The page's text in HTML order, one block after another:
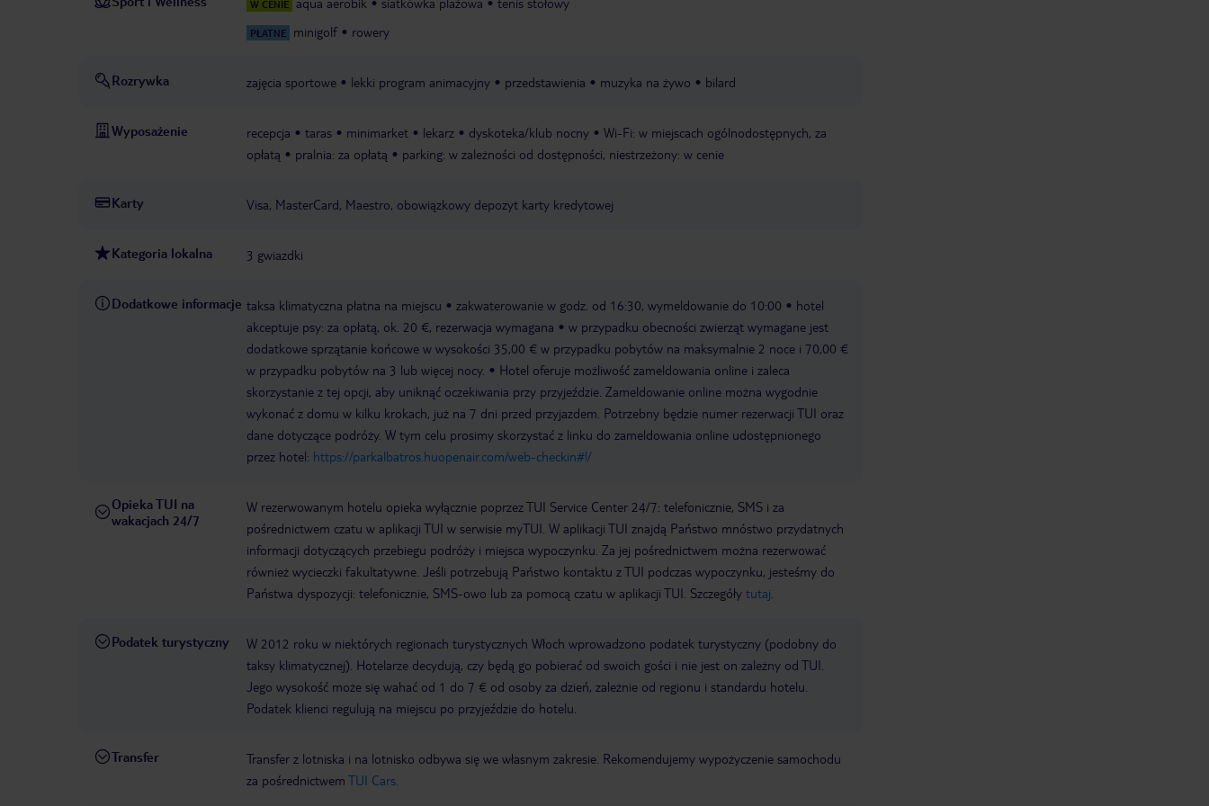
W CENIE
PŁATNE minigolf rowery
Rozrywka zajęcia sportowe lekki program animacyjny przedstawienia muzyka na żywo bilard
Wyposażenie recepcja taras minimarket lekarz dyskoteka/klub nocny
Wi-Fi: w miejscach ogólnodostępnych, za
opłatą
pralnia: za opłatą parking: w zależności od dostępności, niestrzeżony: w cenie
Karty Visa, MasterCard, Maestro, obowiązkowy depozyt karty kredytowej
Kategoria lokalna 3 gwiazdki
Dodatkowe informacje taksa klimatyczna płatna na miejscu zakwaterowanie w godz. od 16:30, wymeldowanie do 10:00
hotel
akceptuje psy: za opłatą, ok. 20 €, rezerwacja wymagana
w przypadku obecności zwierząt wymagane jest
dodatkowe sprzątanie końcowe w wysokości 35,00 € w przypadku pobytów na maksymalnie 2 noce i 70,00 €
w przypadku pobytów na 3 lub więcej nocy.
Hotel oferuje możliwość zameldowania online i zaleca
skorzystanie z tej opcji, aby uniknąć oczekiwania przy przyjeździe. Zameldowanie online można wygodnie
wykonać z domu w kilku krokach, już na 7 dni przed przyjazdem. Potrzebny będzie numer rezerwacji TUI oraz
dane dotyczące podróży. W tym celu prosimy skorzystać z linku do zameldowania online udostępnionego
przez hotel: https://parkalbatros.huopenair.com/web-checkin#!/
Opieka TUI na
wakacjach 24/7
W rezerwowanym hotelu opieka wyłącznie poprzez TUI Service Center 24/7: telefonicznie, SMS i za
pośrednictwem czatu w aplikacji TUI w serwisie myTUI. W aplikacji TUI znajdą Państwo mnóstwo przydatnych
informacji dotyczących przebiegu podróży i miejsca wypoczynku. Za jej pośrednictwem można rezerwować
również wycieczki fakultatywne. Jeśli potrzebują Państwo kontaktu z TUI podczas wypoczynku, jesteśmy do
Państwa dyspozycji: telefonicznie, SMS-owo lub za pomocą czatu w aplikacji TUI. Szczegóły tutaj
Podatek turystyczny
W 2012 roku w niektórych regionach turystycznych Włoch wprowadzono podatek turystyczny (podobny do
taksy klimatycznej). Hotelarze decydują, czy będą go pobierać od swoich gości i nie jest on zależny od TUI.
Jego wysokość może się wahać od 1 do 7 € od osoby za dzień, zależnie od regionu i standardu hotelu.
Podatek klienci regulują na miejscu po przyjeździe do hotelu.
Transfer
Transfer z lotniska i na lotnisko odbywa się we własnym zakresie. Rekomendujemy wypożyczenie samochodu
za pośrednictwem TUI Cars.